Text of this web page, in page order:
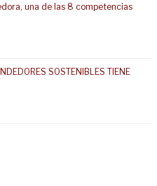
una de las 8 competencias
SOSTENIBLES TIENE